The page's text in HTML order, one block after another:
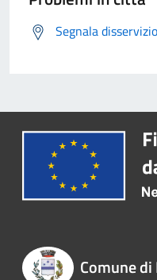
Segnala disservizio
Comune